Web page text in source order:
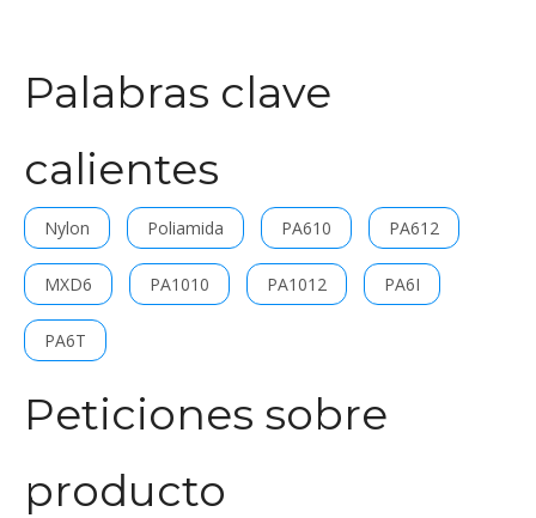
Palabras clave
calientes
Nylon Poliamida PA610 PA612
MXD6 PA1010 PA1012 PA6I
PA6T
Peticiones sobre
producto